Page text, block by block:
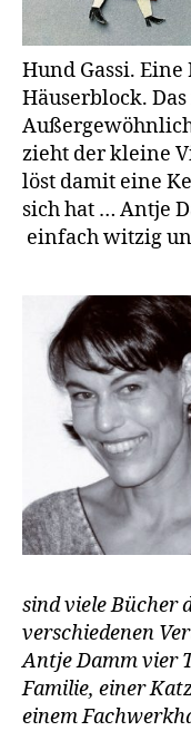
Hund Gassi.
Häuserblock.
zieht der kleine
löst damit eine
sich hat … Antje
einfach witzig
sind viele Bücher
verschiedenen
Antje Damm vier
Familie, einer
einem